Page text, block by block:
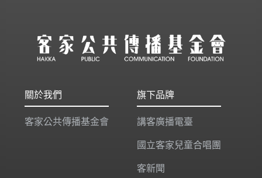
關於我們
客家公共傳播基金會
旗下品牌
講客廣播電臺
國立客家兒童合唱團
客新聞